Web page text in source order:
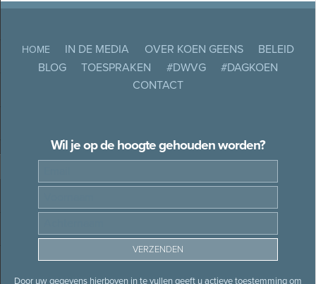
HOME IN DE MEDIA OVER KOEN GEENS
BELEID
BLOG
TOESPRAKEN #DWVG
#DAGKOEN
CONTACT
Wil je op de hoogte gehouden worden?
Door uw gegevens hierboven in te vullen geeft u actieve toestemming om